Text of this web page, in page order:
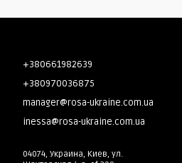
+380661982639
+380970036875
manager@rosa-ukraine.com.ua
inessa@rosa-ukraine.com.ua
04074, Украина, Киев, ул.